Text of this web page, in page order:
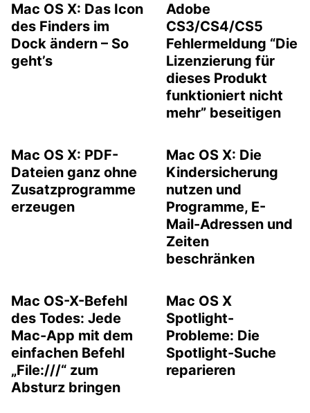
Mac OS X: Das Icon
des Finders im
Dock ändern – So
geht’s
Adobe
CS3/CS4/CS5
Fehlermeldung “Die
Lizenzierung für
dieses Produkt
funktioniert nicht
mehr” beseitigen
Mac OS X: PDF-
Dateien ganz ohne
Zusatzprogramme
erzeugen
Mac OS X: Die
Kindersicherung
nutzen und
Programme, E-
Mail-Adressen und
Zeiten
beschränken
Mac OS-X-Befehl
des Todes: Jede
Mac-App mit dem
einfachen Befehl
„File:///“ zum
Absturz bringen
Mac OS X
Spotlight-
Probleme: Die
Spotlight-Suche
reparieren